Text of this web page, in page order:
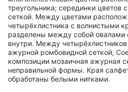
треугольника; серединки цветов
сеткой. Между цветами
четырёхлистника с волнистыми
разделены между собой овалами
внутри. Между четырёхлистников
ажурной ромбовидной сеткой,
композиции мозаичная ажурная
неправильной формы. Края
обработаны белыми нитками.